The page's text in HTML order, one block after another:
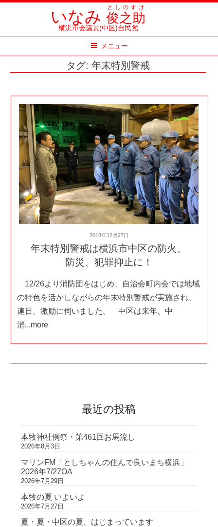
いなみ俊之助
としのすけ
横浜市会議員(中区)自民党
メニュー
タグ: 年末特別警戒
投
稿
日:
2018年12月27日
年末特別警戒は横浜市中区の防火、
防災、犯罪抑止に！
12/26より消防団をはじめ、自治会町内会では地域
の特色を活かしながらの年末特別警戒が実施され、
連日、激励に伺いました。 中区は来年、中
消...more
最近の投稿
本牧神社例祭・第461回お馬流し
2026年8月3日
マリンFM「としちゃんの住んで良いまち横浜」
2026年7/27OA
2026年7月29日
本牧の夏 いよいよ
2026年7月27日
夏・夏・中区の夏、はじまっています